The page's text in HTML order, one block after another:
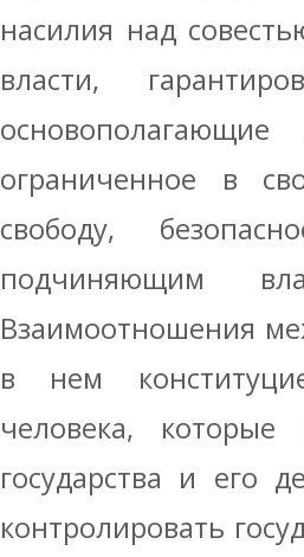
насилия над
власти,
ограниченное в
свободу,
подчиняющим
Взаимоотношения
в нем
человека,
государства и его
контролировать